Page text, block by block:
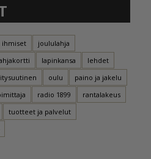
ihmiset
joululahja
lapinkansa
lehdet
oulu
paino ja jakelu
radio 1899
rantalakeus
tuotteet ja palvelut